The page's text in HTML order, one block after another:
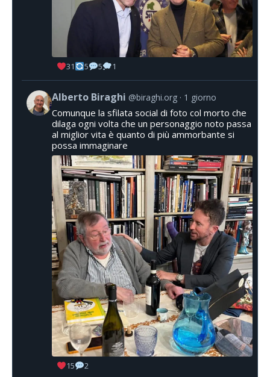
31 5 5 1
Alberto Biraghi @biraghi.org 1 giorno
Comunque la sfilata social di foto col morto che
dilaga ogni volta che un personaggio noto passa
al miglior vita è quanto di più ammorbante si
possa immaginare
15 2